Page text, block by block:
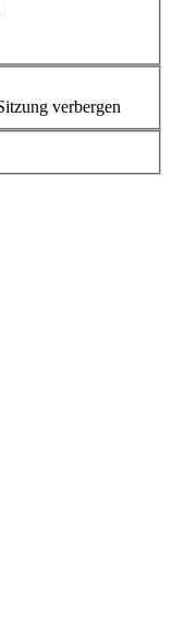
verbergen